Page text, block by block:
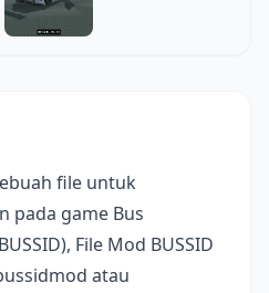
file untuk
pada game Bus
File Mod BUSSID
atau